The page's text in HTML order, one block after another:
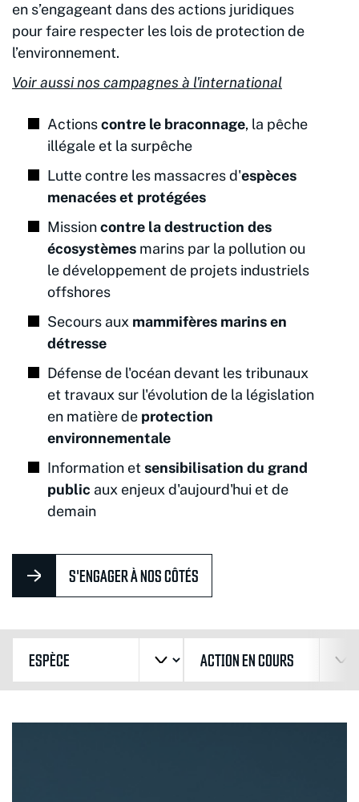
en s’engageant dans des actions juridiques
pour faire respecter les lois de protection de
l’environnement.
Voir aussi nos campagnes à l'international
Actionscontre le braconnage, la pêche
illégale et la surpêche
Lutte contre les massacres d'espèces
menacées et protégées
Missioncontre la destruction des
écosystèmes marins par la pollution ou
le développement de projets industriels
offshores
Secours aux mammifères marins en
détresse
Défense de l'océan devant les tribunaux
et travaux sur l'évolution de la législation
en matière de protection
environnementale
Information etsensibilisation du grand
public aux enjeux d'aujourd'hui et de
demain
S'ENGAGER À NOS CÔTÉS